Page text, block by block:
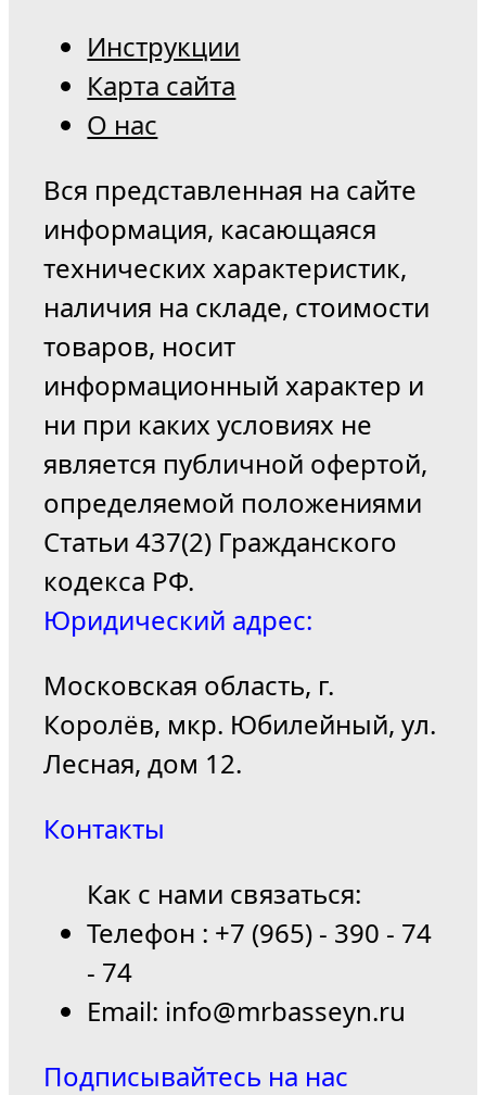
Инструкции
Карта сайта
О нас
Вся представленная на сайте
информация, касающаяся
технических характеристик,
наличия на складе, стоимости
товаров, носит
информационный характер и
ни при каких условиях не
является публичной офертой,
определяемой положениями
Статьи 437(2) Гражданского
кодекса РФ.
Юридический адрес:
Московская область, г.
Королёв, мкр. Юбилейный, ул.
Лесная, дом 12.
Контакты
Как с нами связаться:
Телефон : +7 (965) - 390 - 74
- 74
Email: info@mrbasseyn.ru
Подписывайтесь на нас